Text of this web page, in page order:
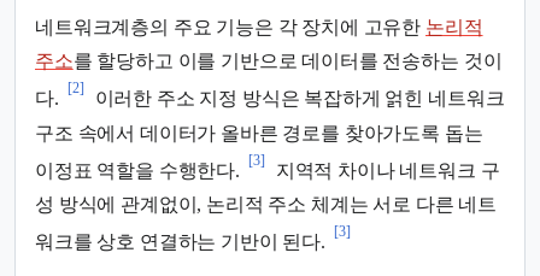
네트워크계층의 주요 기능은 각 장치에 고유한 논리적
주소를 할당하고 이를 기반으로 데이터를 전송하는 것이
다.
[2]
이러한 주소 지정 방식은 복잡하게 얽힌 네트워크
구조 속에서 데이터가 올바른 경로를 찾아가도록 돕는
이정표 역할을 수행한다.
[3]
지역적 차이나 네트워크 구
성 방식에 관계없이, 논리적 주소 체계는 서로 다른 네트
워크를 상호 연결하는 기반이 된다.
[3]